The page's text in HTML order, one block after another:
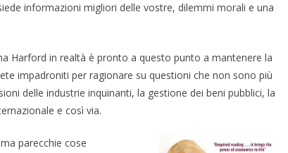
informazioni migliori delle vostre, dilemmi morali e una
Harford in realtà è pronto a questo punto a mantenere la
impadroniti per ragionare su questioni che non sono più
delle industrie inquinanti, la gestione dei beni pubblici, la
e così via.
parecchie cose